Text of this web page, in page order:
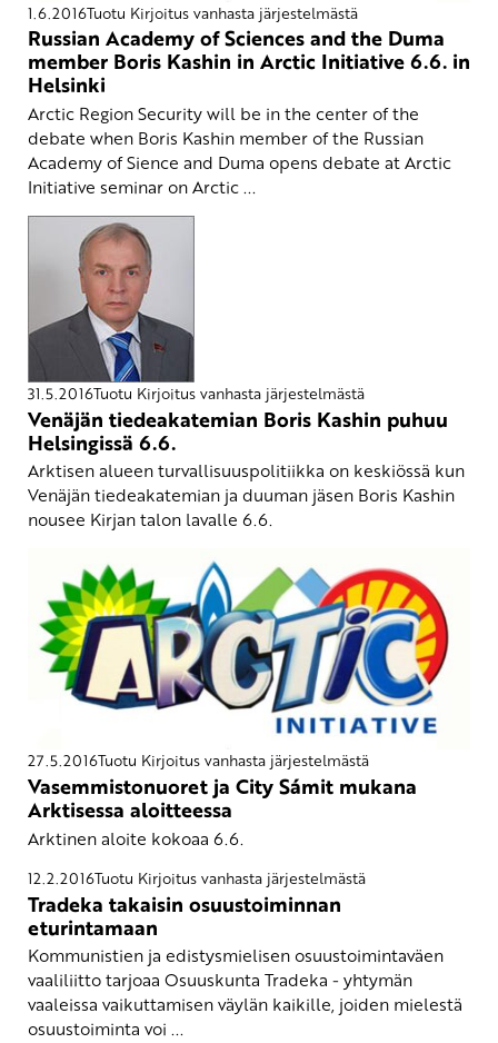
1.6.2016Tuotu Kirjoitus vanhasta järjestelmästä
Russian Academy of Sciences and the Duma
member Boris Kashin in Arctic Initiative 6.6. in
Helsinki
Arctic Region Security will be in the center of the
debate when Boris Kashin member of the Russian
Academy of Sience and Duma opens debate at Arctic
Initiative seminar on Arctic ...
31.5.2016Tuotu Kirjoitus vanhasta järjestelmästä
Venäjän tiedeakatemian Boris Kashin puhuu
Helsingissä 6.6.
Arktisen alueen turvallisuuspolitiikka on keskiössä kun
Venäjän tiedeakatemian ja duuman jäsen Boris Kashin
nousee Kirjan talon lavalle 6.6.
27.5.2016Tuotu Kirjoitus vanhasta järjestelmästä
Vasemmistonuoret ja City Sámit mukana
Arktisessa aloitteessa
Arktinen aloite kokoaa 6.6.
12.2.2016Tuotu Kirjoitus vanhasta järjestelmästä
Tradeka takaisin osuustoiminnan
eturintamaan
Kommunistien ja edistysmielisen osuustoimintaväen
vaaliliitto tarjoaa Osuuskunta Tradeka - yhtymän
vaaleissa vaikuttamisen väylän kaikille, joiden mielestä
osuustoiminta voi ...